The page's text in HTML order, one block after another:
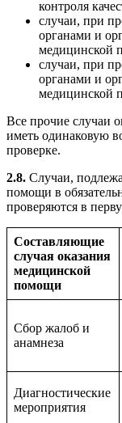
контроля
случаи, при
органами и
медицинской
случаи, при
органами и
медицинской
Все прочие случаи
иметь одинаковую
проверке.
2.8. Случаи,
помощи в
проверяются в
Составляющие
случая оказания
медицинской
помощи
Сбор жалоб и
анамнеза
Диагностические
мероприятия